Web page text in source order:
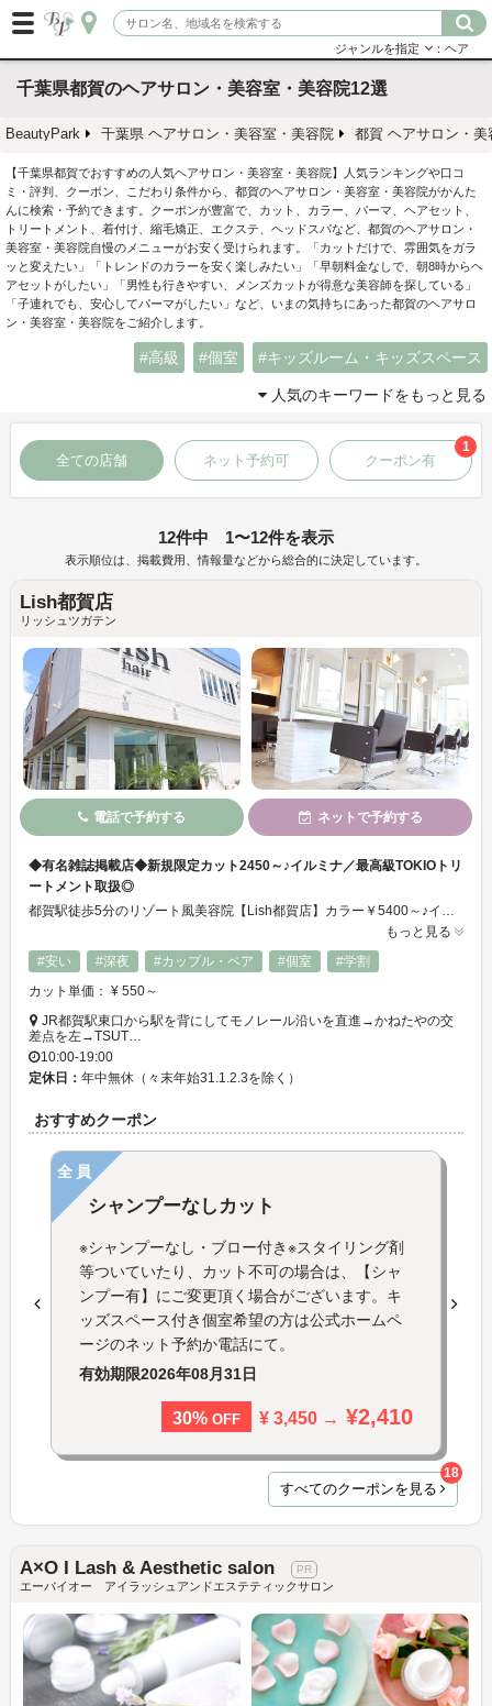
ジャンルを指定 ：ヘア
千葉県都賀のヘアサロン・美容室・美容院12選
BeautyPark 千葉県 ヘアサロン・美容室・美容院 都賀 ヘアサロン・美
【千葉県都賀でおすすめの人気ヘアサロン・美容室・美容院】人気ランキングや口コ
ミ・評判、クーポン、こだわり条件から、都賀のヘアサロン・美容室・美容院がかんた
んに検索・予約できます。クーポンが豊富で、カット、カラー、パーマ、ヘアセット、
トリートメント、着付け、縮毛矯正、エクステ、ヘッドスパなど、都賀のヘアサロン・
美容室・美容院自慢のメニューがお安く受けられます。「カットだけで、雰囲気をガラ
ッと変えたい」「トレンドのカラーを安く楽しみたい」「早朝料金なしで、朝8時からヘ
アセットがしたい」「男性も行きやすい、メンズカットが得意な美容師を探している」
「子連れでも、安心してパーマがしたい」など、いまの気持ちにあった都賀のヘアサロ
ン・美容室・美容院をご紹介します。
高級 個室 キッズルーム・キッズスペース
人気のキーワードをもっと見る
全ての店舗 ネット予約可 クーポン有
1
12件中 1〜12件を表示
表示順位は、掲載費用、情報量などから総合的に決定しています。
Lish都賀店
リッシュツガテン
電話で予約する ネットで予約する
◆有名雑誌掲載店◆新規限定カット2450～♪イルミナ／最高級TOKIOトリ
ートメント取扱◎
都賀駅徒歩5分のリゾート風美容院【Lish都賀店】カラー￥5400～♪イルミナ・アディクシー・グラデ‥種類豊富にご用意！高技術のカット／パーマ／ストレート★大人気TOKIO・ノフトリートメント取扱店◎丁寧なカウンセリングでお客様のお悩みに合わせたヘアをご提案いたします！メンズカットも対応！ナチュラル～ビジネスシーンまで幅広くお任せください♪ヘアセットも受付中！キッズスペース完備の個室／駐車場有◎
もっと見る
#安い
#深夜 #カップル・ペア #個室
#学割
カット単価： ¥ 550～
JR都賀駅東口から駅を背にしてモノレール沿いを直進→かねたやの交
差点を左→TSUT…
10:00-19:00
定休日： 年中無休（々末年始31.1.2.3を除く）
おすすめクーポン
全員
シャンプーなしカット
※シャンプーなし・ブロー付き※スタイリング剤
等ついていたり、カット不可の場合は、【シャ
ンプー有】にご変更頂く場合がございます。キ
ッズスペース付き個室希望の方は公式ホームペ
ージのネット予約か電話にて。
有効期限2026年08月31日
30% OFF ¥ 3,450 → ¥2,410
すべてのクーポンを見る
18
A×O I Lash & Aesthetic salon
エーバイオー アイラッシュアンドエステティックサロン